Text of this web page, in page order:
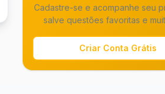
Cadastre-se e acompanhe seu
salve questões favoritas e
Criar Conta Grátis